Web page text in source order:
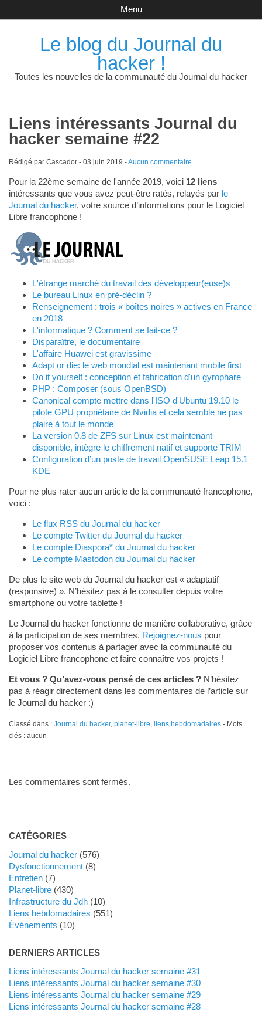
Le blog du Journal du
hacker !
Toutes les nouvelles de la communauté du Journal du hacker
Menu
Liens intéressants Journal du
hacker semaine #22
Rédigé par Cascador - 03 juin 2019 -Aucun commentaire
Pour la 22ème semaine de l'année 2019, voici 12 liens
intéressants que vous avez peut-être ratés, relayés par le
Journal du hacker, votre source d’informations pour le Logiciel
Libre francophone !
L'étrange marché du travail des développeur(euse)s
Le bureau Linux en pré-déclin ?
Renseignement : trois « boîtes noires » actives en France
en 2018
L'informatique ? Comment se fait-ce ?
Disparaître, le documentaire
L'affaire Huawei est gravissime
Adapt or die: le web mondial est maintenant mobile first
Do it yourself : conception et fabrication d'un gyrophare
PHP : Composer (sous OpenBSD)
Canonical compte mettre dans l'ISO d'Ubuntu 19.10 le
pilote GPU propriétaire de Nvidia et cela semble ne pas
plaire à tout le monde
La version 0.8 de ZFS sur Linux est maintenant
disponible, intègre le chiffrement natif et supporte TRIM
Configuration d’un poste de travail OpenSUSE Leap 15.1
KDE
Pour ne plus rater aucun article de la communauté francophone,
voici :
Le flux RSS du Journal du hacker
Le compte Twitter du Journal du hacker
Le compte Diaspora* du Journal du hacker
Le compte Mastodon du Journal du hacker
De plus le site web du Journal du hacker est « adaptatif
(responsive) ». N’hésitez pas à le consulter depuis votre
smartphone ou votre tablette !
Le Journal du hacker fonctionne de manière collaborative, grâce
à la participation de ses membres. Rejoignez-nous pour
proposer vos contenus à partager avec la communauté du
Logiciel Libre francophone et faire connaître vos projets !
Et vous ? Qu’avez-vous pensé de ces articles ?N’hésitez
pas à réagir directement dans les commentaires de l’article sur
le Journal du hacker :)
Classé dans : Journal du hacker, planet-libre liens hebdomadaires- Mots
clés : aucun
Les commentaires sont fermés.
CATÉGORIES
Journal du hacker(576)
dysfonctionnement(8)
Entretien(7)
planet-libre(430)
Infrastructure du Jdh(10)
liens hebdomadaires (551)
événements (10)
DERNIERS ARTICLES
Liens intéressants Journal du hacker semaine #31
Liens intéressants Journal du hacker semaine #30
Liens intéressants Journal du hacker semaine #29
Liens intéressants Journal du hacker semaine #28